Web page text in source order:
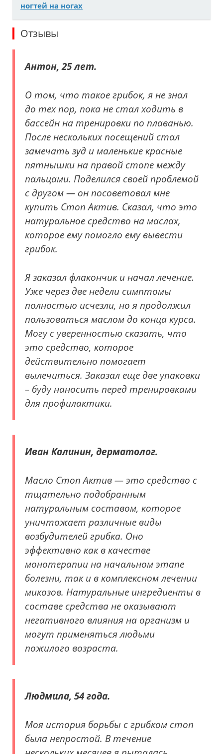
ногтей на ногах
Отзывы
Антон, 25 лет.
О том, что такое грибок, я не знал
до тех пор, пока не стал ходить в
бассейн на тренировки по плаванью.
После нескольких посещений стал
замечать зуд и маленькие красные
пятнышки на правой стопе между
пальцами. Поделился своей проблемой
с другом — он посоветовал мне
купить Стоп Актив. Сказал, что это
натуральное средство на маслах,
которое ему помогло ему вывести
грибок.
Я заказал флакончик и начал лечение.
Уже через две недели симптомы
полностью исчезли, но я продолжил
пользоваться маслом до конца курса.
Могу с уверенностью сказать, что
это средство, которое
действительно помогает
вылечиться. Заказал еще две упаковки
– буду наносить перед тренировками
для профилактики.
Иван Калинин, дерматолог.
Масло Стоп Актив — это средство с
тщательно подобранным
натуральным составом, которое
уничтожает различные виды
возбудителей грибка. Оно
эффективно как в качестве
монотерапии на начальном этапе
болезни, так и в комплексном лечении
микозов. Натуральные ингредиенты в
составе средства не оказывают
негативного влияния на организм и
могут применяться людьми
пожилого возраста.
Людмила, 54 года.
Моя история борьбы с грибком стоп
была непростой. В течение